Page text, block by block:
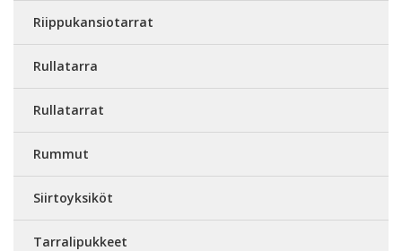
Riippukansiotarrat
Rullatarra
Rullatarrat
Rummut
Siirtoyksiköt
Tarralipukkeet